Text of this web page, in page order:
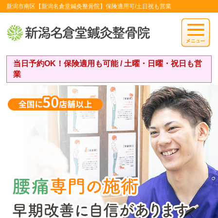
新潟市南区【新潟名倉堂鍼灸整骨院】保険適用可/土日祝も営業
当日予約OK！保険適用も可能 / 土曜・日曜・祝日も営
業